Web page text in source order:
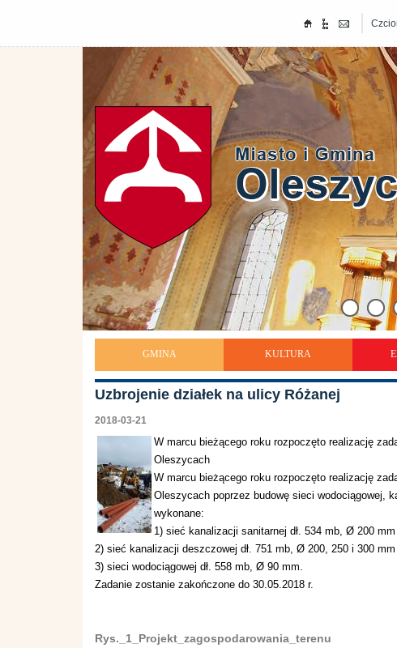
GMINA KULTURA
Uzbrojenie działek na ulicy Różanej
2018-03-21
W marcu bieżącego roku rozpoczęto realizację
Oleszycach
W marcu bieżącego roku rozpoczęto realizację
Oleszycach poprzez budowę sieci wodociągowej,
wykonane:
1) sieć kanalizacji sanitarnej dł. 534 mb, Ø 200 mm
2) sieć kanalizacji deszczowej dł. 751 mb, Ø 200, 250 i 300 mm
3) sieci wodociągowej dł. 558 mb, Ø 90 mm.
Zadanie zostanie zakończone do 30.05.2018 r.
Rys._1_Projekt_zagospodarowania_terenu